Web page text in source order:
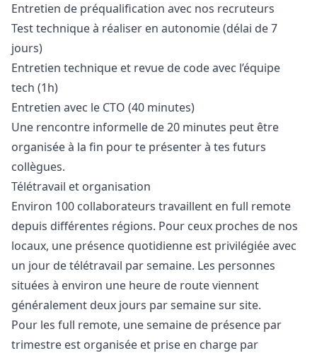
Entretien de préqualification avec nos recruteurs
Test technique à réaliser en autonomie (délai de 7
jours)
Entretien technique et revue de code avec l’équipe
tech (1h)
Entretien avec le CTO (40 minutes)
Une rencontre informelle de 20 minutes peut être
organisée à la fin pour te présenter à tes futurs
collègues.
Télétravail et organisation
Environ 100 collaborateurs travaillent en full remote
depuis différentes régions. Pour ceux proches de nos
locaux, une présence quotidienne est privilégiée avec
un jour de télétravail par semaine. Les personnes
situées à environ une heure de route viennent
généralement deux jours par semaine sur site.
Pour les full remote, une semaine de présence par
trimestre est organisée et prise en charge par